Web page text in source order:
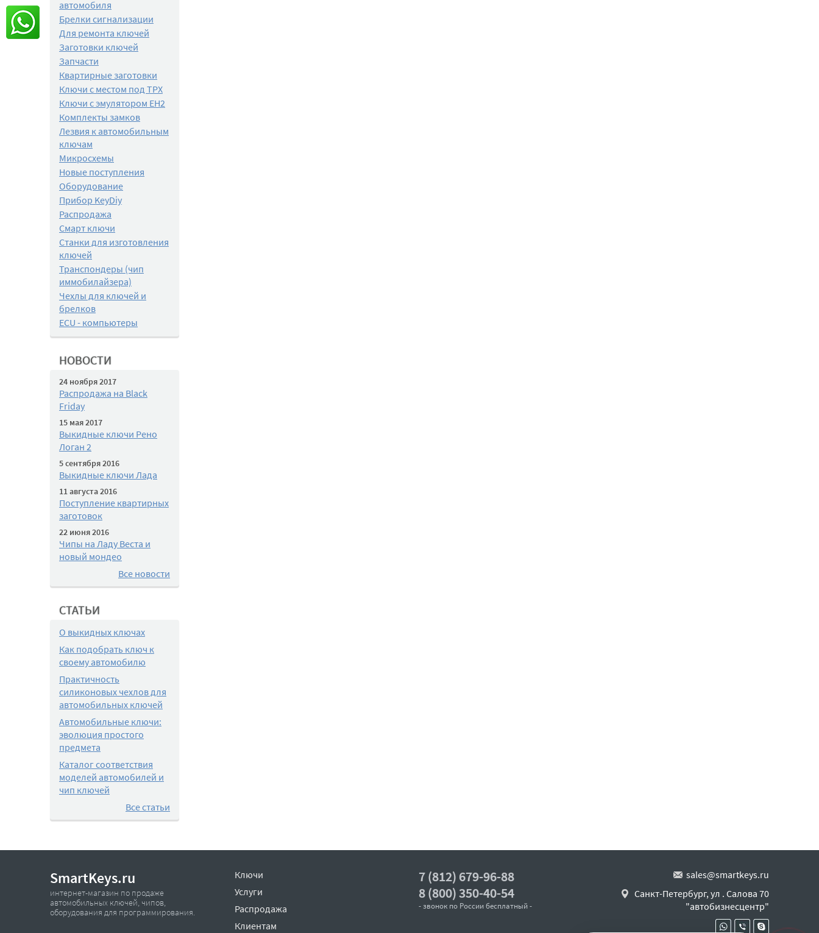
автомобиля
Брелки сигнализации
Для ремонта ключей
Заготовки ключей
Запчасти
Квартирные заготовки
Ключи с местом под TPX
Ключи с эмулятором EH2
Комплекты замков
Лезвия к автомобильным
ключам
Микросхемы
Новые поступления
Оборудование
Прибор KeyDiy
Распродажа
Смарт ключи
Станки для изготовления
ключей
Транспондеры (чип
иммобилайзера)
Чехлы для ключей и
брелков
ECU - компьютеры
НОВОСТИ
24 ноября 2017
Распродажа на Black
Friday
15 мая 2017
Выкидные ключи Рено
Логан 2
5 сентября 2016
Выкидные ключи Лада
11 августа 2016
Поступление квартирных
заготовок
22 июня 2016
Чипы на Ладу Веста и
новый мондео
Все новости
СТАТЬИ
О выкидных ключах
Как подобрать ключ к
своему автомобилю
Практичность
силиконовых чехлов для
автомобильных ключей
Автомобильные ключи:
эволюция простого
предмета
Каталог соответствия
моделей автомобилей и
чип ключей
Все статьи
SmartKeys.ru
интернет-магазин по продаже
автомобильных ключей, чипов,
оборудования для программирования.
Ключи
Услуги
Распродажа
Клиентам
7 (812) 679-96-88
8 (800) 350-40-54
- звонок по России бесплатный -
sales@smartkeys.ru
Санкт-Петербург, ул . Салова 70
"автобизнесцентр"